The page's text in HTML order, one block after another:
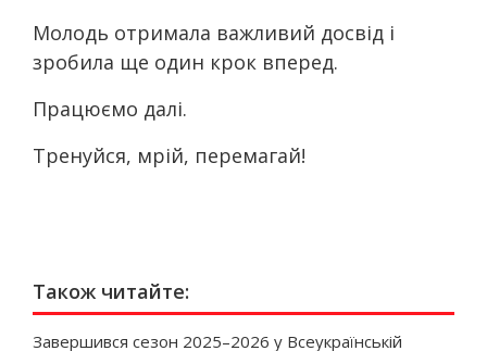
Молодь отримала важливий досвід і
зробила ще один крок вперед.
Працюємо далі.
Тренуйся, мрій, перемагай!
Також читайте:
Завершився сезон 2025–2026 у Всеукраїнській